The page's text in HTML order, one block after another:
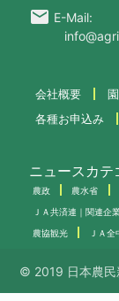
email E-Mail:
会社概要
各種お申込み
ニュースカテ
農政 農水省
ＪＡ共済連｜関連企
農協観光 ＪＡ
© 2019 日本農民